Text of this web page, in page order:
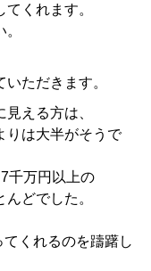
くれます。
ただきます。
える方は、
りは大半がそうで
千万円以上の
どでした。
くれるのを躊躇し